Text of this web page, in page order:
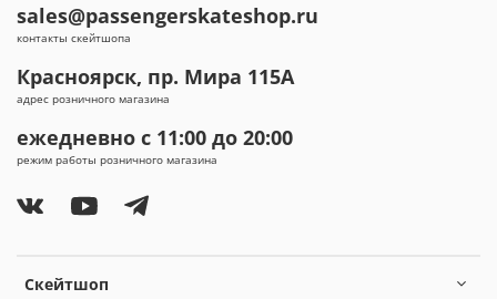
Скейтшоп
sales@passengerskateshop.ru
контакты скейтшопа
Красноярск, пр. Мира 115А
адрес розничного магазина
ежедневно с 11:00 до 20:00
режим работы розничного магазина